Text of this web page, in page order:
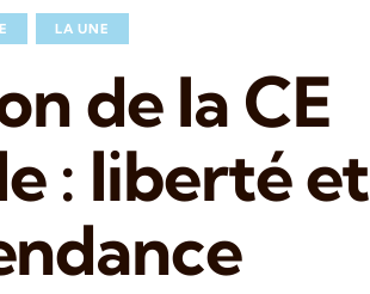
LA UNE
de la CE
: liberté et